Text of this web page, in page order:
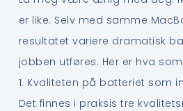
er like. Selv med samme
resultatet variere dramatisk
jobben utføres. Her er hva
1. Kvaliteten på batteriet som
Det finnes i praksis tre